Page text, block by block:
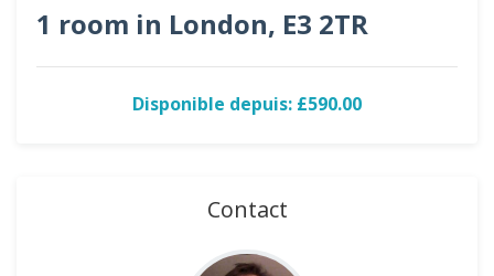
1 room in London, E3 2TR
Disponible depuis: £590.00
Contact